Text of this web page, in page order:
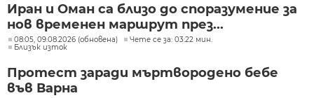
Иран и Оман са близо до споразумение за
нов временен маршрут през...
08:05, 09.08.2026 (обновена)
Чете се за: 03:22 мин.
Близък изток
Протест заради мъртвородено бебе
във Варна